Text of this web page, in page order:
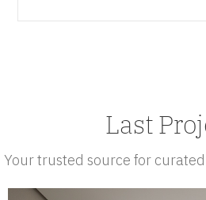
Last
Your trusted source for